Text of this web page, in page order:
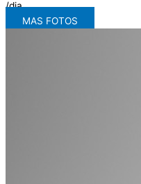
/dia
MAS FOTOS